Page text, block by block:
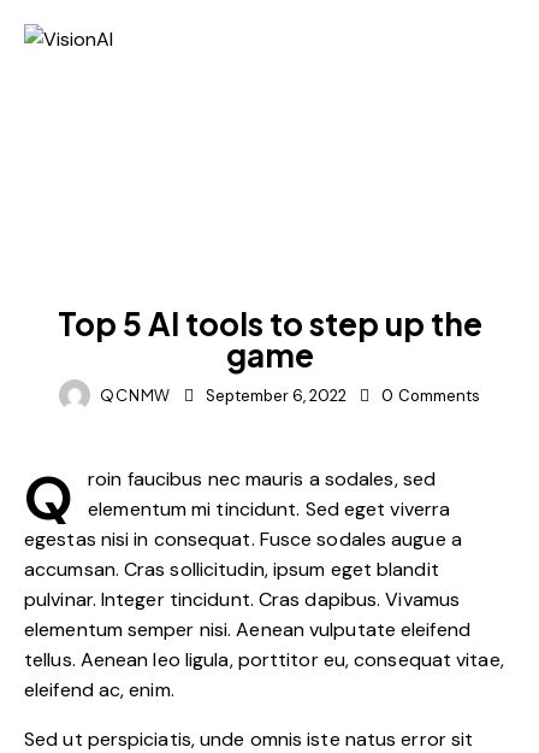
Top 5 AI tools to step up the
game
QCNMW September 6, 2022 0 Comments
Q
roin faucibus nec mauris a sodales, sed
elementum mi tincidunt. Sed eget viverra
egestas nisi in consequat. Fusce sodales augue a
accumsan. Cras sollicitudin, ipsum eget blandit
pulvinar. Integer tincidunt. Cras dapibus. Vivamus
elementum semper nisi. Aenean vulputate eleifend
tellus. Aenean leo ligula, porttitor eu, consequat vitae,
eleifend ac, enim.
Sed ut perspiciatis, unde omnis iste natus error sit